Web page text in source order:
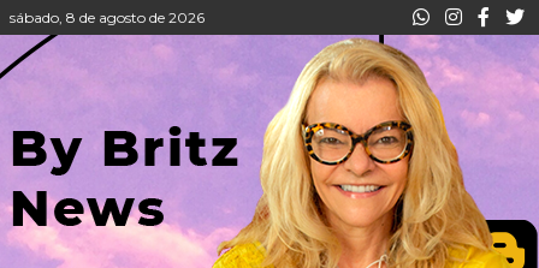
sábado, 8 de agosto de 2026